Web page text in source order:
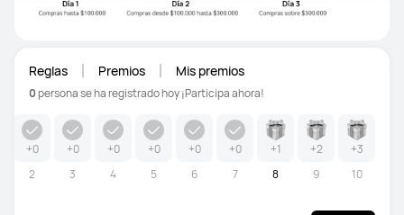
Reglas Premios Mis premios
0persona se ha registrado hoy¡Participa ahora!
+0
2
+0
3
+0
4
+0
5
+0
6
+0
7
+1
8
+2
9
+3
10